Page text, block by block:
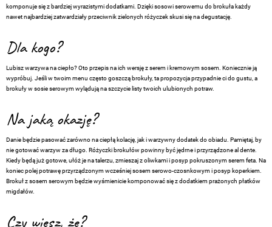
komponuje się z bardziej wyrazistymi dodatkami. Dzięki sosowi serowemu do brokuła każdy
nawet najbardziej zatwardziały przeciwnik zielonych różyczek skusi się na degustację.
Dla kogo?
Lubisz warzywa na ciepło? Oto przepis na ich wersję z serem i kremowym sosem. Koniecznie ją
wypróbuj. Jeśli w twoim menu często goszczą brokuły, ta propozycja przypadnie ci do gustu, a
brokuły w sosie serowym wylądują na szczycie listy twoich ulubionych potraw.
Na jaką okazję?
Danie będzie pasować zarówno na ciepłą kolację, jak i warzywny dodatek do obiadu. Pamiętaj, by
nie gotować warzyw za długo. Różyczki brokułów powinny być jędrne i przyrządzone al dente.
Kiedy będą już gotowe, ułóż je na talerzu, zmieszaj z oliwkami i posyp pokruszonym serem feta. Na
koniec polej potrawę przyrządzonym wcześniej sosem serowo-czosnkowym i posyp koperkiem.
Brokuł z sosem serowym będzie wyśmienicie komponować się z dodatkiem prażonych płatków
migdałów.
Czy wiesz, że?